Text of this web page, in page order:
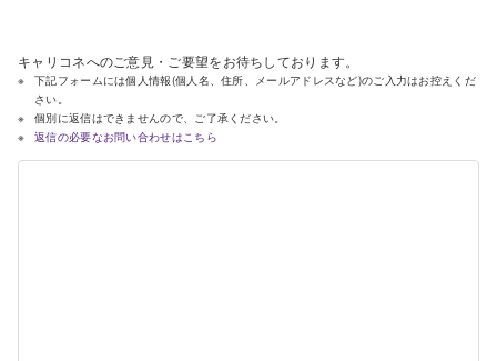
キャリコネへのご意見・ご要望をお待ちしております。
下記フォームには個人情報(個人名、住所、メールアドレスなど)のご入力はお控えくだ
さい。
個別に返信はできませんので、ご了承ください。
返信の必要なお問い合わせはこちら